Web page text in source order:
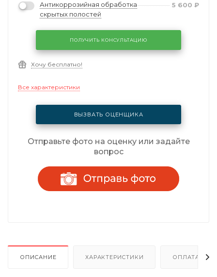
Антикоррозийная обработка
скрытых полостей
5 600 ₽
ПОЛУЧИТЬ КОНСУЛЬТАЦИЮ
Хочу бесплатно!
Все характеристики
ВЫЗВАТЬ ОЦЕНЩИКА
Отправьте фото на оценку или задайте
вопрос
ОПИСАНИЕ ХАРАКТЕРИСТИКИ ОПЛАТА И